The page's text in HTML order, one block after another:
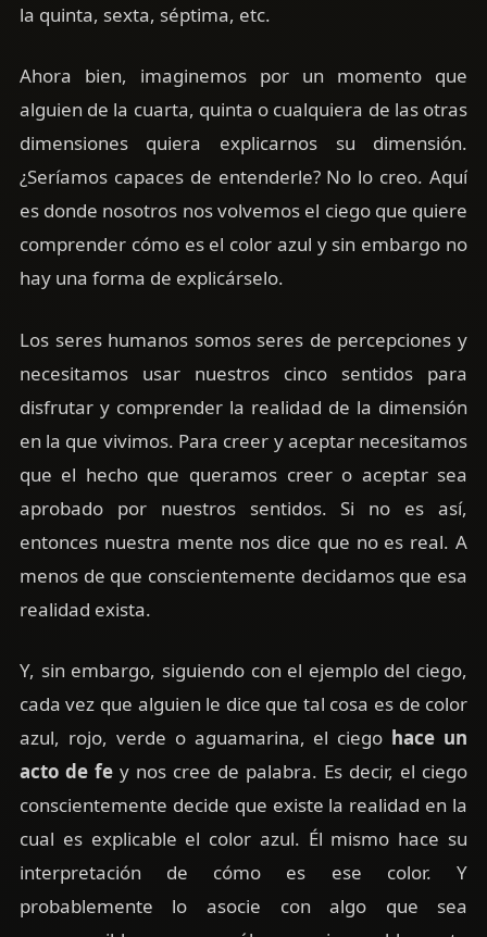
la quinta, sexta, séptima, etc.
Ahora bien, imaginemos por un momento que
alguien de la cuarta, quinta o cualquiera de las otras
dimensiones quiera explicarnos su dimensión.
¿Seríamos capaces de entenderle? No lo creo. Aquí
es donde nosotros nos volvemos el ciego que quiere
comprender cómo es el color azul y sin embargo no
hay una forma de explicárselo.
Los seres humanos somos seres de percepciones y
necesitamos usar nuestros cinco sentidos para
disfrutar y comprender la realidad de la dimensión
en la que vivimos. Para creer y aceptar necesitamos
que el hecho que queramos creer o aceptar sea
aprobado por nuestros sentidos. Si no es así,
entonces nuestra mente nos dice que no es real. A
menos de que conscientemente decidamos que esa
realidad exista.
Y, sin embargo, siguiendo con el ejemplo del ciego,
cada vez que alguien le dice que tal cosa es de color
azul, rojo, verde o aguamarina, el ciego hace un
acto de fey nos cree de palabra. Es decir, el ciego
conscientemente decide que existe la realidad en la
cual es explicable el color azul. Él mismo hace su
interpretación de cómo es ese color. Y
probablemente lo asocie con algo que sea